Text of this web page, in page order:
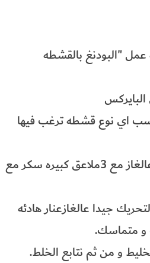
عمل "البودنغ بالقشطه
اي نوع قشطه ترغب فيها
3. نقوم بوضع لتر حليب عالغاز مع 3ملاعق كبيره سكر مع
جيدا عالغازعنار هادئه
و متماسك.